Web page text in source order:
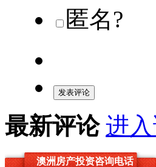
匿名?
发表评论
最新评论 进
澳洲房产投资咨询电话